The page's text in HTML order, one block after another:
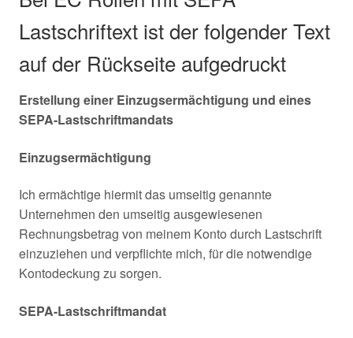
Lastschriftext ist der folgender Text
auf der Rückseite aufgedruckt
Erstellung einer Einzugsermächtigung und eines
SEPA-Lastschriftmandats
Einzugsermächtigung
Ich ermächtige hiermit das umseitig genannte
Unternehmen den umseitig ausgewiesenen
Rechnungsbetrag von meinem Konto durch Lastschrift
einzuziehen und verpflichte mich, für die notwendige
Kontodeckung zu sorgen.
SEPA-Lastschriftmandat